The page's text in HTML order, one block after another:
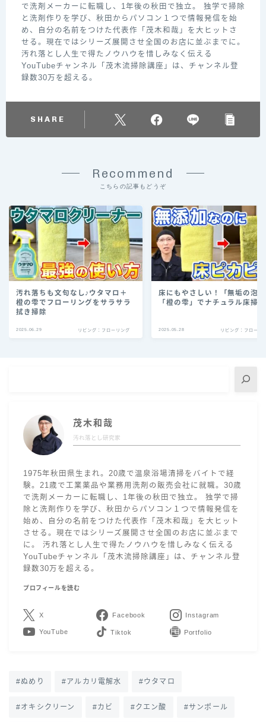
で洗剤メーカーに転職し、1年後の秋田で独立。 独学で掃除
と洗剤作りを学び、秋田からパソコン１つで情報発信を始
め、自分の名前をつけた代表作「茂木和哉」を大ヒットさ
せる。現在ではシリーズ展開させ全国のお店に並ぶまでに。
汚れ落とし人生で得たノウハウを惜しみなく伝える
YouTubeチャンネル「茂木流掃除講座」は、チャンネル登
録数30万を超える。
SHARE
Recommend
こちらの記事もどうぞ
汚れ落ちも文句なし♪ウタマロ＋
橙の雫でフローリングをサラサラ
拭き掃除
2025.06.29 リビング：フローリング
床にもやさしい！「無垢の泡
「橙の雫」でナチュラル床掃除
2025.05.28 リビング：フローリ
茂木和哉
汚れ落とし研究家
1975年秋田県生まれ。20歳で温泉浴場清掃をバイトで経
験。21歳で工業薬品や業務用洗剤の販売会社に就職。30歳
で洗剤メーカーに転職し、1年後の秋田で独立。 独学で掃
除と洗剤作りを学び、秋田からパソコン１つで情報発信を
始め、自分の名前をつけた代表作「茂木和哉」を大ヒット
させる。現在ではシリーズ展開させ全国のお店に並ぶまで
に。 汚れ落とし人生で得たノウハウを惜しみなく伝える
YouTubeチャンネル「茂木流掃除講座」は、チャンネル登
録数30万を超える。
プロフィールを読む
X Facebook Instagram
YouTube LINE Contact
ぬめり アルカリ電解水 ウタマロ
オキシクリーン カビ クエン酸 サンポール